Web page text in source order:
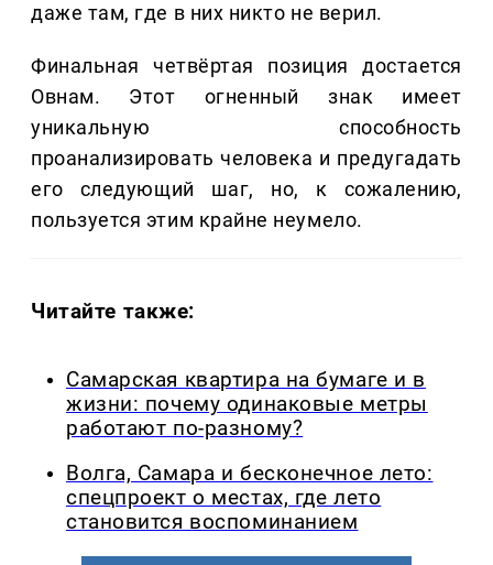
даже там, где в них никто не верил.
Финальная четвёртая позиция достается
Овнам. Этот огненный знак имеет
уникальную способность
проанализировать человека и предугадать
его следующий шаг, но, к сожалению,
пользуется этим крайне неумело.
Читайте также:
Самарская квартира на бумаге и в
жизни: почему одинаковые метры
работают по-разному?
Волга, Самара и бесконечное лето:
спецпроект о местах, где лето
становится воспоминанием